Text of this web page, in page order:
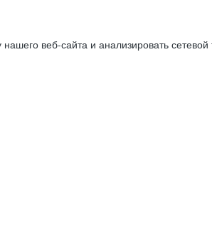
веб-сайта и анализировать сетевой